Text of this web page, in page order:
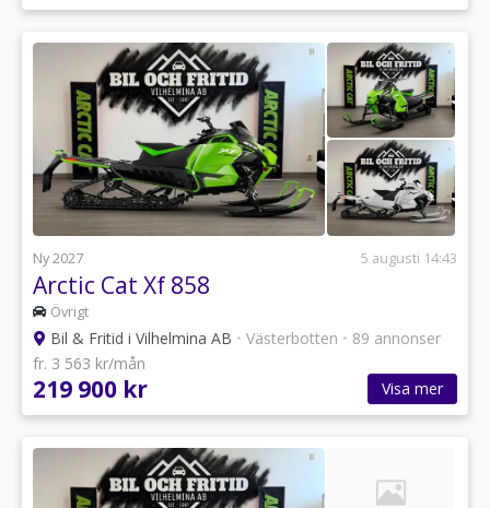
Ny 2027 5 augusti 14:43
Arctic Cat Xf 858
Övrigt
Bil & Fritid i Vilhelmina AB • Västerbotten • 89 annonser
fr. 3 563 kr/mån
219 900 kr Visa mer